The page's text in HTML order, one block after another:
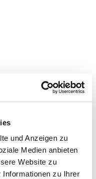
und Anzeigen zu
Medien anbieten
Website zu
Informationen zu Ihrer